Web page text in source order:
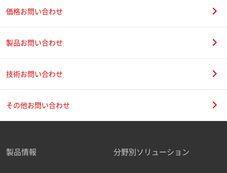
価格お問い合わせ
製品お問い合わせ
技術お問い合わせ
その他お問い合わせ
製品情報 分野別ソリューション